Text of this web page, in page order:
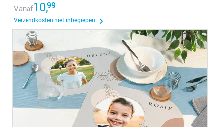
Vanaf10,99
Verzendkosten niet inbegrepen